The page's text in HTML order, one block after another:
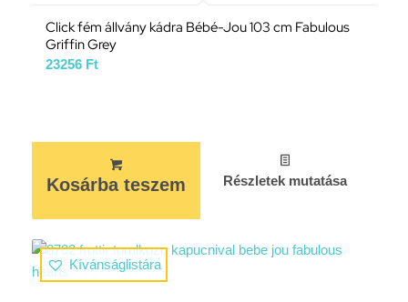
Click fém állvány kádra Bébé-Jou 103 cm Fabulous
Griffin Grey
23256 Ft
Kosárba teszem Részletek mutatása
Kívánságlistára